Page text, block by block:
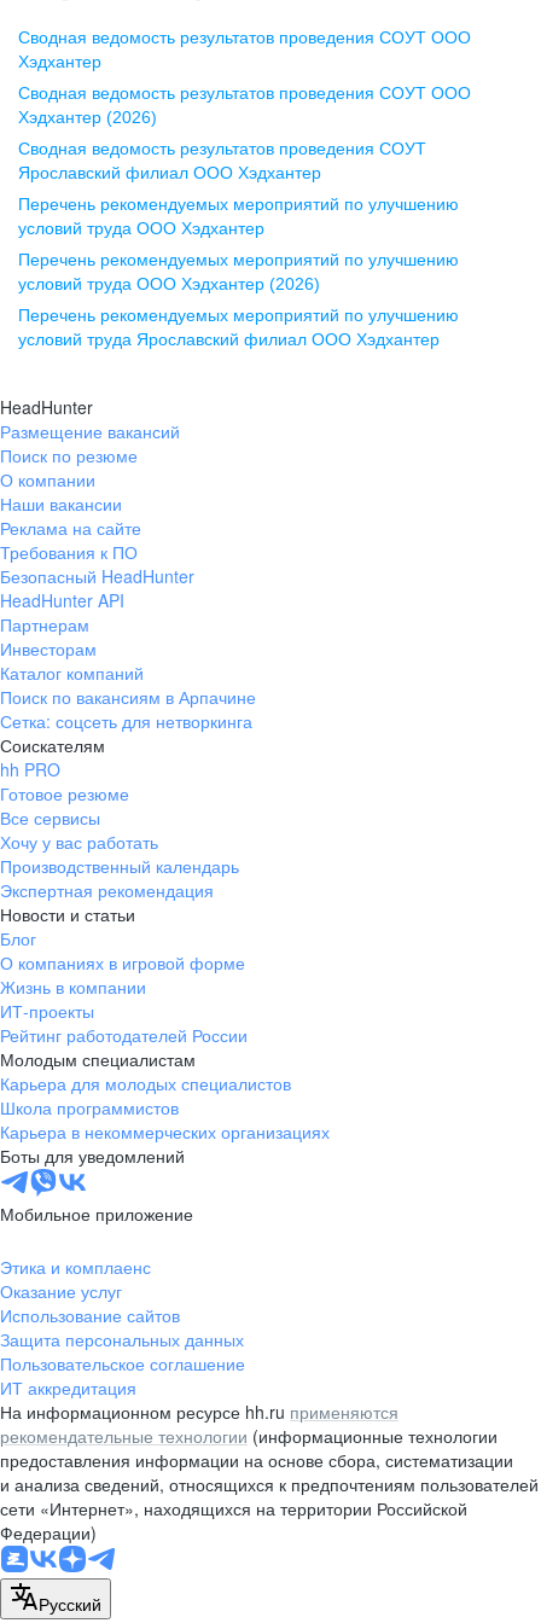
Воронеж
ул. Комиссаржевской, д. 10,
офис 1212
+7 473 280-05-05
pr@vrn.hh.ru
ул. Спартаковская, д. 2А, этаж 3,
помещение 15
+7 843 212-12-50
Екатеринбург
ул. Боевых Дружин, стр. 20,
+7 343 226-79-99
pr@ural.hh.ru
ул. Янковского, д. 169, 7 этаж,
706 каб.
+7 861 205-55-57
pr@krd.hh.ru
Владивосток
пер. Ланинский д. 4, офис 3.4
+7 423 202-33-28
pr@dv.hh.ru
Новосибирск
ул. Большевистская, д. 35,
помещение 21
+7 383 207-94-64
pr@nsk.hh.ru
Минск
пр-т Дзержинского, д. 57,
10 этаж, помещение 45-1
pr@rabota.by
Алматы
пр. Абая, д. 151, БЦ Алатау,
12 этаж, офис 1209
+7 727 232-13-13
pr@headhunter.com.kz
Сводная ведомость результатов проведения СОУТ ООО
Хэдхантер
Сводная ведомость результатов проведения СОУТ ООО
Хэдхантер (2026)
Сводная ведомость результатов проведения СОУТ
Ярославский филиал ООО Хэдхантер
Перечень рекомендуемых мероприятий по улучшению
условий труда ООО Хэдхантер
Перечень рекомендуемых мероприятий по улучшению
условий труда ООО Хэдхантер (2026)
Перечень рекомендуемых мероприятий по улучшению
условий труда Ярославский филиал ООО Хэдхантер
HeadHunter
Размещение вакансий
Поиск по резюме
О компании
Наши вакансии
Реклама на сайте
Требования к ПО
Безопасный HeadHunter
HeadHunter API
Партнерам
Инвесторам
Каталог компаний
Поиск по вакансиям в Арпачине
Сетка: соцсеть для нетворкинга
Соискателям
hh PRO
Готовое резюме
Все сервисы
Хочу у вас работать
Производственный календарь
Экспертная рекомендация
Новости и статьи
Блог
О компаниях в игровой форме
Жизнь в компании
ИТ-проекты
Рейтинг работодателей России
Молодым специалистам
Карьера для молодых специалистов
Школа программистов
Карьера в некоммерческих организациях
Боты для уведомлений
Мобильное приложение
Этика и комплаенс
Оказание услуг
Использование сайтов
Защита персональных данных
Пользовательское соглашение
ИТ аккредитация
На информационном ресурсе hh.ru применяются
рекомендательные технологии (информационные технологии
предоставления информации на основе сбора, систематизации
и анализа сведений, относящихся к предпочтениям пользователей
сети «Интернет», находящихся на территории Российской
Федерации)
Русский